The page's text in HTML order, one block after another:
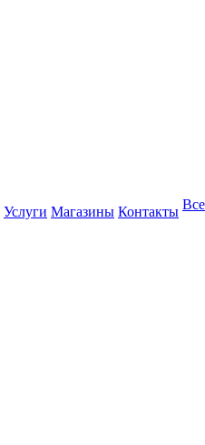
Услуги Магазины Контакты Все